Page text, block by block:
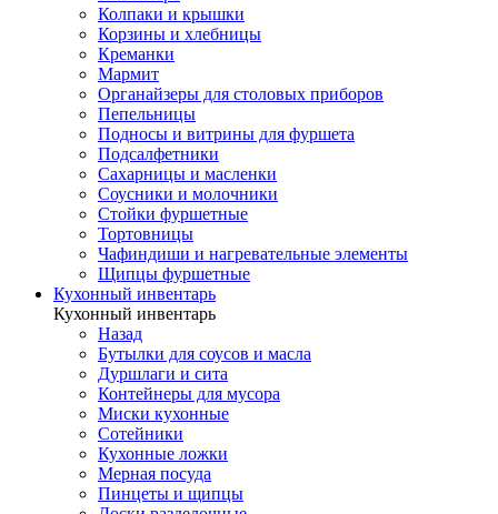
Колпаки и крышки
Корзины и хлебницы
Креманки
Мармит
Органайзеры для столовых приборов
Пепельницы
Подносы и витрины для фуршета
Подсалфетники
Сахарницы и масленки
Соусники и молочники
Стойки фуршетные
Тортовницы
Чафиндиши и нагревательные элементы
Щипцы фуршетные
Кухонный инвентарь
Кухонный инвентарь
Назад
Бутылки для соусов и масла
Дуршлаги и сита
Контейнеры для мусора
Миски кухонные
Сотейники
Кухонные ложки
Мерная посуда
Пинцеты и щипцы